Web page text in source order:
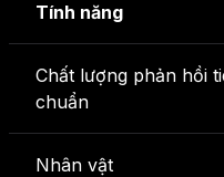
Tính năng
Chất lượng phản hồi
chuẩn
Nhân vật